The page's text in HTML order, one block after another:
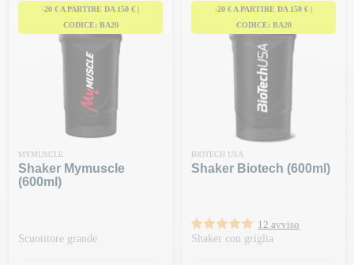
-20 € A PARTIRE DA 150 € |
CODICE: BA20
MYMUSCLE
Shaker Mymuscle
(600ml)
Scuotitore grande
-20 € A PARTIRE DA 150 € |
CODICE: BA20
BIOTECH USA
Shaker Biotech (600ml)
12 avviso
Shaker con griglia